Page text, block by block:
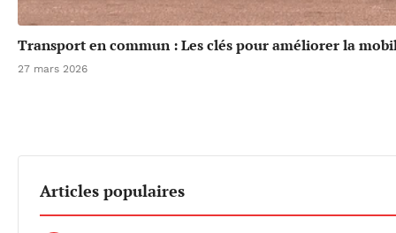
Transport en commun : Les clés pour améliorer la
27 mars 2026
Articles populaires